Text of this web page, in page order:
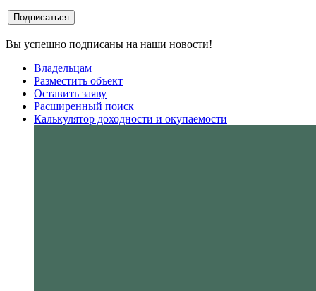
Вы успешно подписаны на наши новости!
Владельцам
Разместить объект
Оставить заяву
Расширенный поиск
Калькулятор доходности и окупаемости